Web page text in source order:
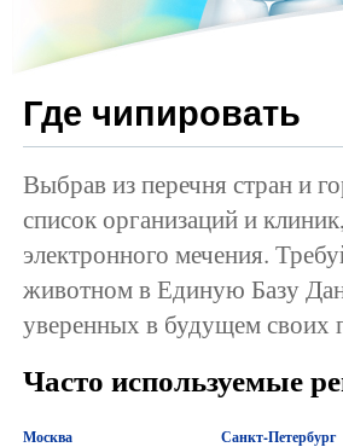
Где чипировать
Выбрав из перечня стран и
список организаций и
электронного мечения.
животном в Единую Базу
уверенных в будущем своих
Часто используемые
Москва
Санкт-Петербург